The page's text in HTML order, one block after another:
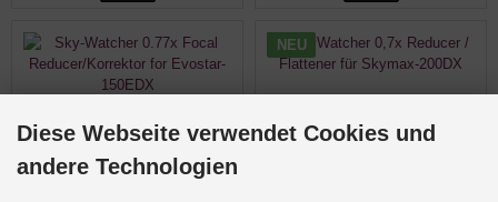
NEU
Diese Webseite verwendet Cookies und
andere Technologien